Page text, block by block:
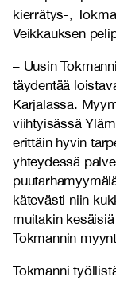
kierrätys-,
Veikkauksen
– Uusin
täydentää
Karjalassa.
viihtyisässä
erittäin hyvin
yhteydessä
kätevästi niin
muitakin
Tokmannin
Tokmanni